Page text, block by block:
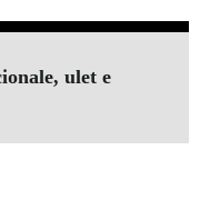
ulet e